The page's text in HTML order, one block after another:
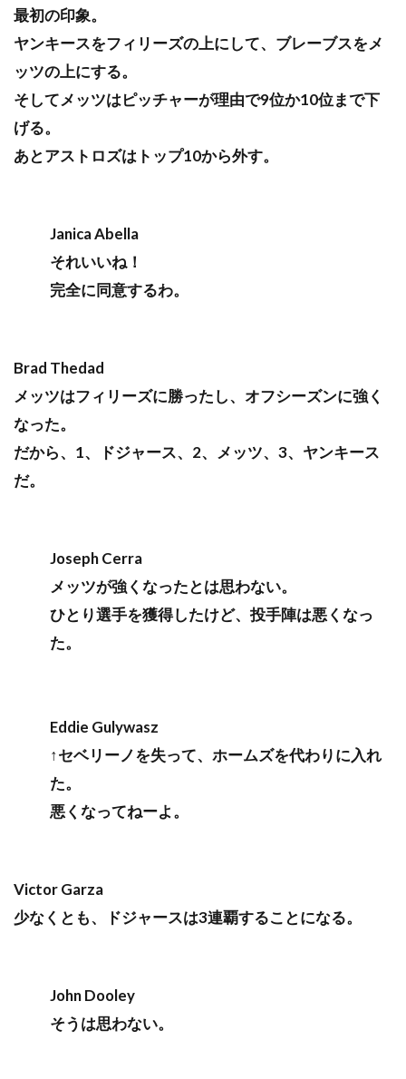
最初の印象。
ヤンキースをフィリーズの上にして、ブレーブスをメ
ッツの上にする。
そしてメッツはピッチャーが理由で9位か10位まで下
げる。
あとアストロズはトップ10から外す。
Janica Abella
それいいね！
完全に同意するわ。
Brad Thedad
メッツはフィリーズに勝ったし、オフシーズンに強く
なった。
だから、1、ドジャース、2、メッツ、3、ヤンキース
だ。
Joseph Cerra
メッツが強くなったとは思わない。
ひとり選手を獲得したけど、投手陣は悪くなっ
た。
Eddie Gulywasz
↑セベリーノを失って、ホームズを代わりに入れ
た。
悪くなってねーよ。
Victor Garza
少なくとも、ドジャースは3連覇することになる。
John Dooley
そうは思わない。